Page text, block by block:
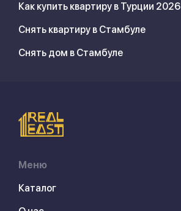
Как купить квартиру в Турции 2026
Снять квартиру в Стамбуле
Снять дом в Стамбуле
Меню
Каталог